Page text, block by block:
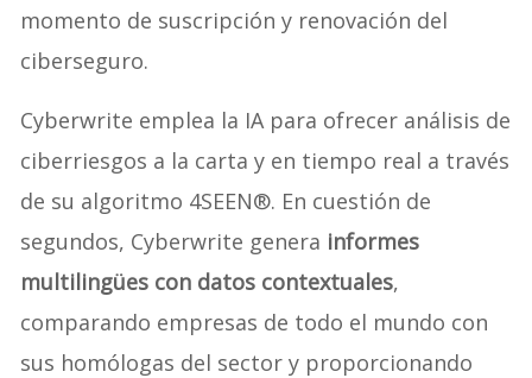
momento de suscripción y renovación del
ciberseguro.
Cyberwrite emplea la IA para ofrecer análisis de
ciberriesgos a la carta y en tiempo real a través
de su algoritmo 4SEEN®. En cuestión de
segundos, Cyberwrite genera informes
multilingües con datos contextuales,
comparando empresas de todo el mundo con
sus homólogas del sector y proporcionando